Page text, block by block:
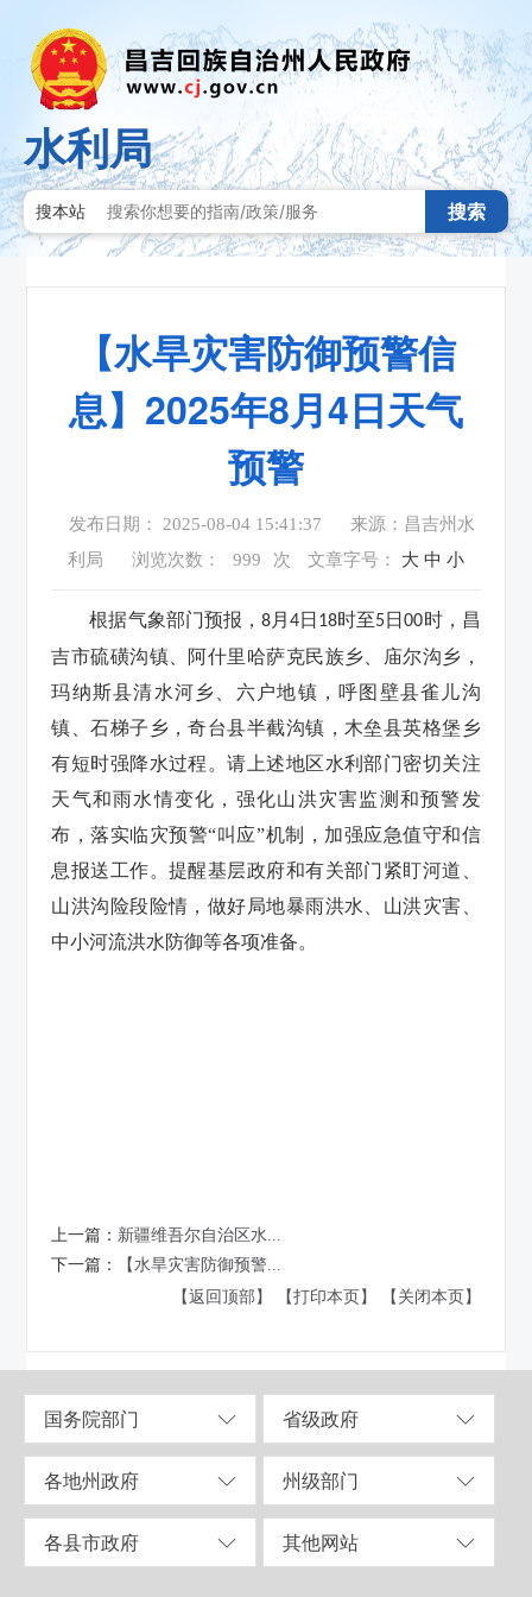
水利局
搜本站 搜索
【水旱灾害防御预警信
息】2025年8月4日天气
预警
发布日期： 2025-08-04 15:41:37
来源：昌吉州水
利局
浏览次数： 999 次 文章字号： 大 中 小
根据气象部门预报， 8月4日 18时至5日00时，昌
吉市硫磺沟镇、阿什里哈萨克民族乡、庙尔沟乡，
玛纳斯县清水河乡、六户地镇，呼图壁县雀儿沟
镇、石梯子乡，奇台县半截沟镇，木垒县英格堡乡
有短时强降水过程。请上述地区水利部门密切关注
天气和雨水情变化，强化山洪灾害监测和预警发
布，落实临灾预警“叫应”机制，加强应急值守和信
息报送工作。提醒基层政府和有关部门紧盯河道、
山洪沟险段险情，做好局地暴雨洪水、山洪灾害、
中小河流洪水防御等各项准备。
上一篇： 新疆维吾尔自治区水...
下一篇：
【水旱灾害防御预警...
【返回顶部】
【打印本页】 【关闭本页】
国务院部门 省级政府
各地州政府 州级部门
各县市政府 其他网站